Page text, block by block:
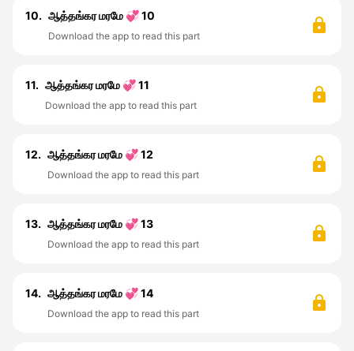
10. ஆத்தங்கர மரமே 💞 10
Download the app to read this part
11. ஆத்தங்கர மரமே 💞 11
Download the app to read this part
12. ஆத்தங்கர மரமே 💞 12
Download the app to read this part
13. ஆத்தங்கர மரமே 💞 13
Download the app to read this part
14. ஆத்தங்கர மரமே 💞 14
Download the app to read this part